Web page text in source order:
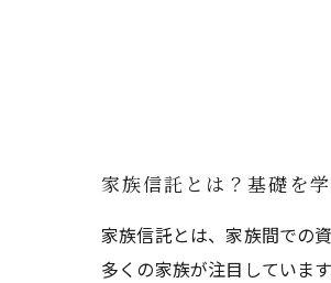
家族信託とは？基礎を
家族信託とは、家族間での
多くの家族が注目していま